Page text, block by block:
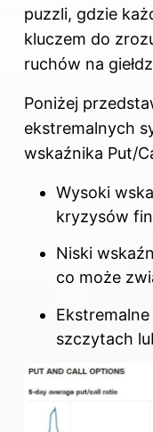
puzzli, gdzie
kluczem do
ruchów na
Poniżej
ekstremalnych
wskaźnika Put/
Wysoki
kryzysów
Niski
co może
szczytach